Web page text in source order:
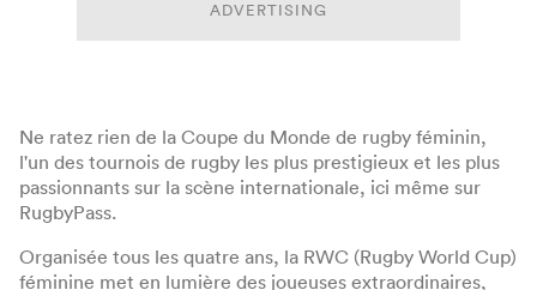
ADVERTISING
Ne ratez rien de la Coupe du Monde de rugby féminin,
l'un des tournois de rugby les plus prestigieux et les plus
passionnants sur la scène internationale, ici même sur
RugbyPass.
Organisée tous les quatre ans, la RWC (Rugby World Cup)
féminine met en lumière des joueuses extraordinaires,